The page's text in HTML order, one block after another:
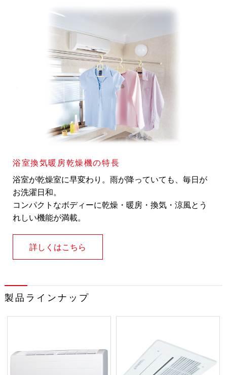
浴室換気暖房乾燥機の特長
浴室が乾燥室に早変わり。雨が降っていても、毎日が
お洗濯日和。
コンパクトなボディーに乾燥・暖房・換気・涼風とう
れしい機能が満載。
詳しくはこちら
製品ラインナップ